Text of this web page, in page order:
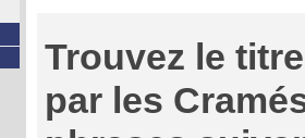
Trouvez le
par les